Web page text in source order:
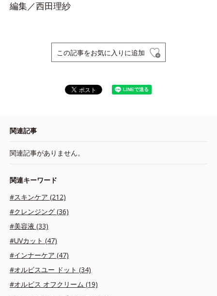
編集／西田理紗
この記事をお気に入りに追加
関連記事
関連記事がありません。
関連キーワード
#スキンケア (212)
#クレンジング (36)
#美容液 (33)
#UVカット (47)
#インナーケア (47)
#オルビスユー ドット (34)
#オルビス オフクリーム (19)